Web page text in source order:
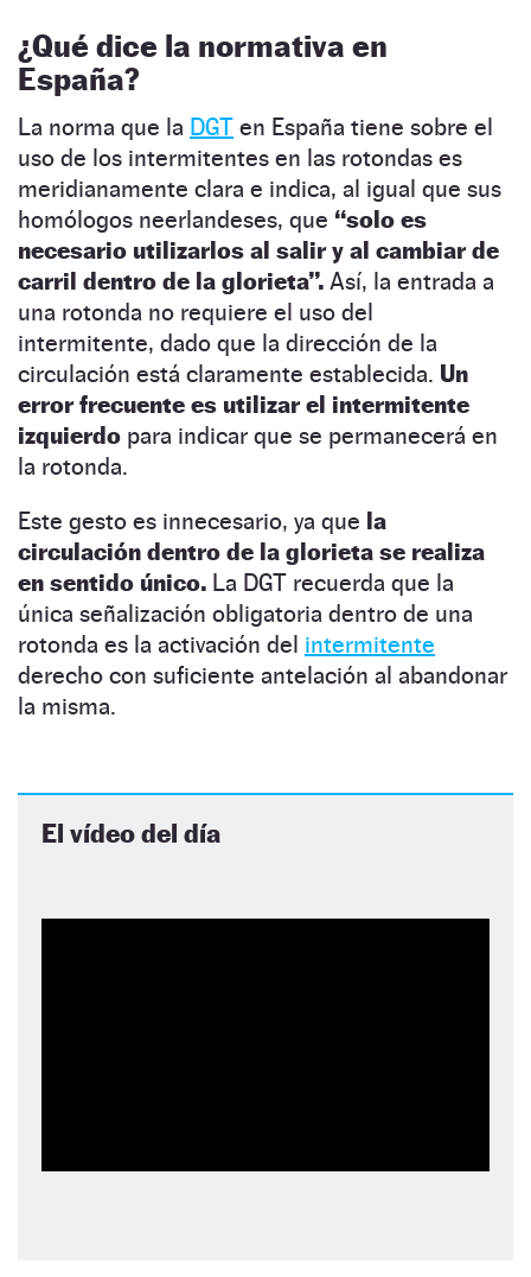
¿Qué dice la normativa en
España?
La norma que la DGT en España tiene sobre el
uso de los intermitentes en las rotondas es
meridianamente clara e indica, al igual que sus
homólogos neerlandeses, que “solo es
necesario utilizarlos al salir y al cambiar de
carril dentro de la glorieta”. Así, la entrada a
una rotonda no requiere el uso del
intermitente, dado que la dirección de la
circulación está claramente establecida. Un
error frecuente es utilizar el intermitente
izquierdo para indicar que se permanecerá en
la rotonda.
Este gesto es innecesario, ya que la
circulación dentro de la glorieta se realiza
en sentido único. La DGT recuerda que la
única señalización obligatoria dentro de una
rotonda es la activación del intermitente
derecho con suficiente antelación al abandonar
la misma.
El vídeo del día